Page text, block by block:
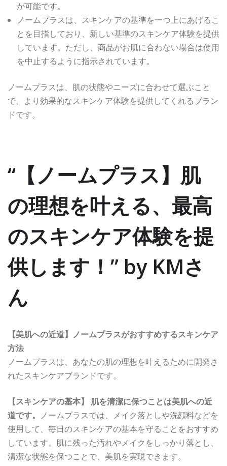
が可能です。
ノームプラスは、スキンケアの基準を一つ上にあげるこ
とを目指しており、新しい基準のスキンケア体験を提供
しています。ただし、商品がお肌に合わない場合は使用
を中止するように指示されています。
ノームプラスは、肌の状態やニーズに合わせて選ぶこと
で、より効果的なスキンケア体験を提供してくれるブラン
ドです。
“【ノームプラス】肌
の理想を叶える、最高
のスキンケア体験を提
供します！” by KMさ
ん
【美肌への近道】ノームプラスがおすすめするスキンケア
方法
ノームプラスは、あなたの肌の理想を叶えるために開発さ
れたスキンケアブランドです。
【スキンケアの基本】 肌を清潔に保つことは美肌への近
道です。 ノームプラスでは、メイク落としや洗顔料などを
使用して、毎日のスキンケアの基本を守ることをおすすめ
しています。肌に残った汚れやメイクをしっかり落とし、
清潔な状態を保つことで、美肌を実現できます。